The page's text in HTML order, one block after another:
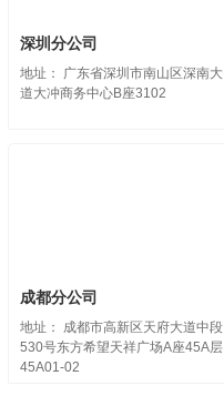
深圳分公司
地址： 广东省深圳市南山区深南大
道大冲商务中心B座3102
成都分公司
地址： 成都市高新区天府大道中段
530号东方希望天祥广场A座45A层
45A01-02